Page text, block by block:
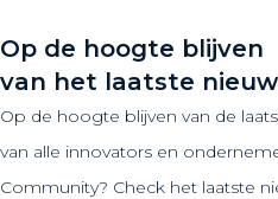
Op de hoogte blijven
van het laatste
Op de hoogte blijven van de
van alle innovators en
Community? Check het laatste